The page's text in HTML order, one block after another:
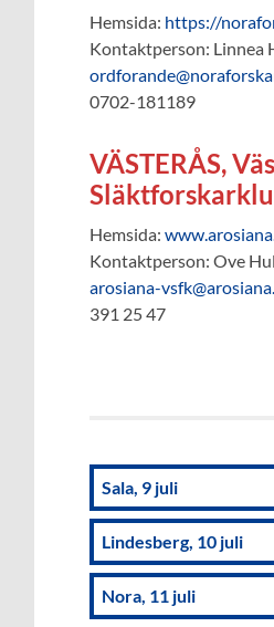
Hemsida: https://
Kontaktperson: Linnea
0702-181189
VÄSTERÅS,
Hemsida:
Kontaktperson: Ove
arosiana-
391 25 47
Sala, 9 juli
Lindesberg, 10 juli
Nora, 11 juli